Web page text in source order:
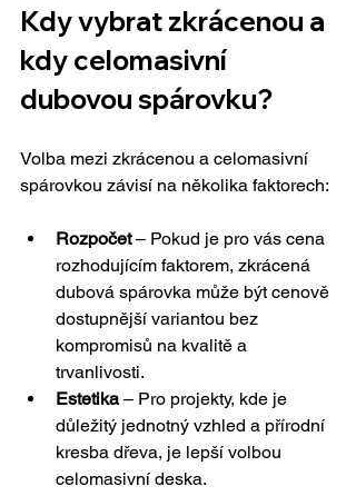
Kdy vybrat zkrácenou a
kdy celomasivní
dubovou spárovku?
Volba mezi zkrácenou a celomasivní
spárovkou závisí na několika faktorech:
Rozpočet – Pokud je pro vás cena
rozhodujícím faktorem, zkrácená
dubová spárovka může být cenově
dostupnější variantou bez
kompromisů na kvalitě a
trvanlivosti.
Estetika – Pro projekty, kde je
důležitý jednotný vzhled a přírodní
kresba dřeva, je lepší volbou
celomasivní deska.